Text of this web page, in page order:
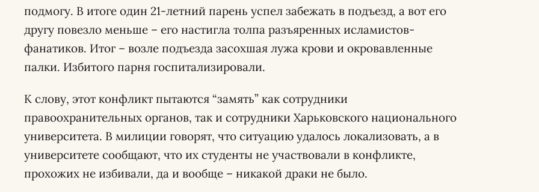
подмогу. В итоге один 21-летний парень успел забежать в подъезд, а вот его
другу повезло меньше – его настигла толпа разъяренных исламистов-
фанатиков. Итог – возле подъезда засохшая лужа крови и окровавленные
палки. Избитого парня госпитализировали.
К слову, этот конфликт пытаются “замять” как сотрудники
правоохранительных органов, так и сотрудники Харьковского национального
университета. В милиции говорят, что ситуацию удалось локализовать, а в
университете сообщают, что их студенты не участвовали в конфликте,
прохожих не избивали, да и вообще – никакой драки не было.